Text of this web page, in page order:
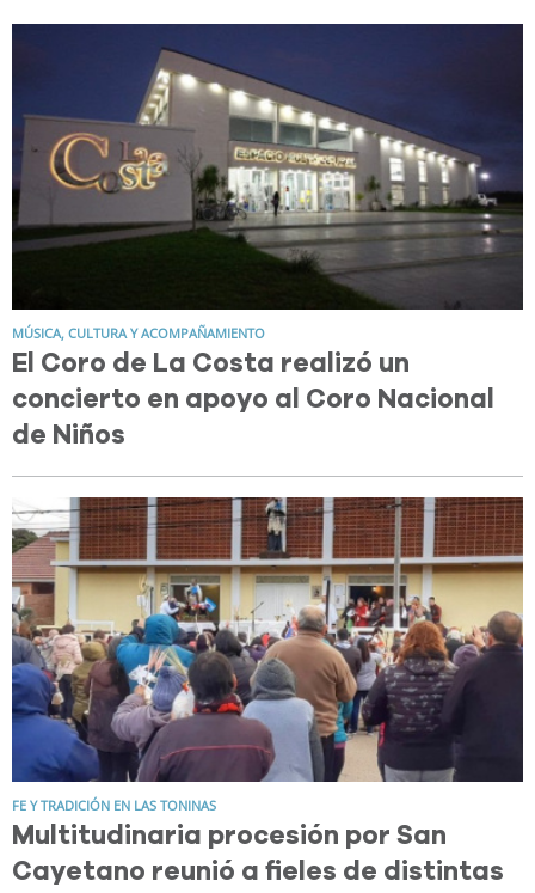
MÚSICA, CULTURA Y ACOMPAÑAMIENTO
El Coro de La Costa realizó un
concierto en apoyo al Coro Nacional
de Niños
FE Y TRADICIÓN EN LAS TONINAS
Multitudinaria procesión por San
Cayetano reunió a fieles de distintas